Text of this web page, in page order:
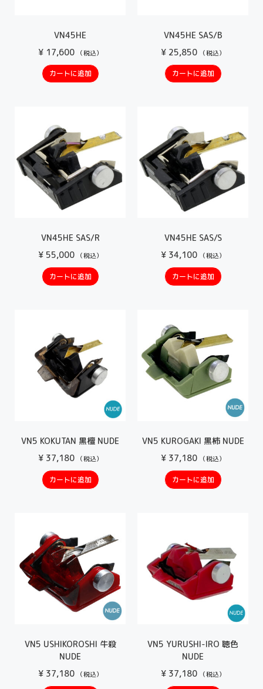
VN45HE
¥17,600 （税込）
カートに追加
VN45HE SAS/B
¥25,850 （税込）
カートに追加
VN45HE SAS/R
¥55,000 （税込）
カートに追加
VN45HE SAS/S
¥34,100 （税込）
カートに追加
VN5 KOKUTAN 黒檀 NUDE
¥37,180 （税込）
カートに追加
VN5 KUROGAKI 黒柿 NUDE
¥37,180 （税込）
カートに追加
VN5 USHIKOROSHI 牛殺
NUDE
¥37,180 （税込）
VN5 YURUSHI-IRO 聴色
NUDE
¥37,180 （税込）